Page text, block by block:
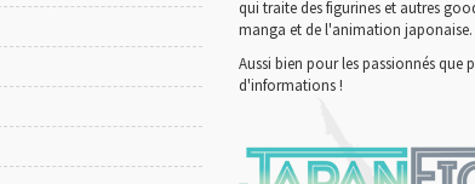
qui traite des figurines et autres
manga et de l'animation japonaise.
Aussi bien pour les passionnés que
d'informations !